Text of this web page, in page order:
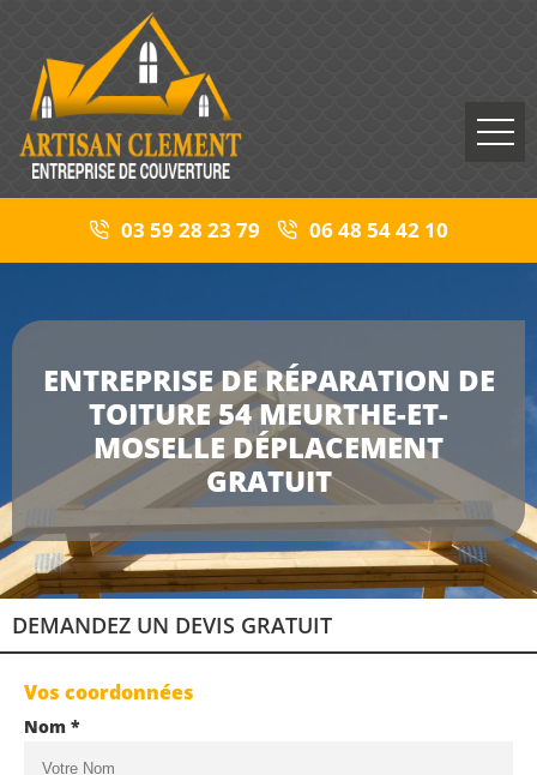
03 59 28 23 79 06 48 54 42 10
ENTREPRISE DE RÉPARATION DE
TOITURE 54 MEURTHE-ET-
MOSELLE DÉPLACEMENT
GRATUIT
DEMANDEZ UN DEVIS GRATUIT
Vos coordonnées
Nom *